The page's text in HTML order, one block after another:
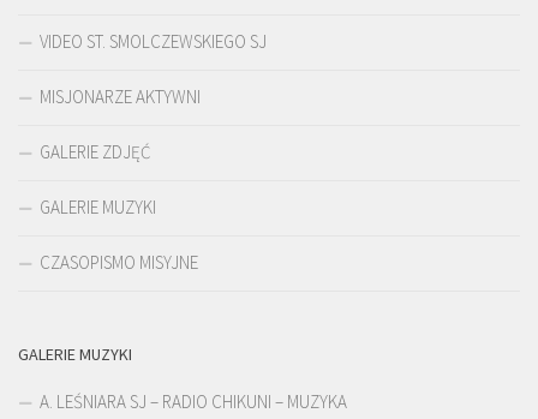
VIDEO ST. SMOLCZEWSKIEGO SJ
MISJONARZE AKTYWNI
GALERIE ZDJĘĆ
GALERIE MUZYKI
CZASOPISMO MISYJNE
GALERIE MUZYKI
A. LEŚNIARA SJ – RADIO CHIKUNI – MUZYKA